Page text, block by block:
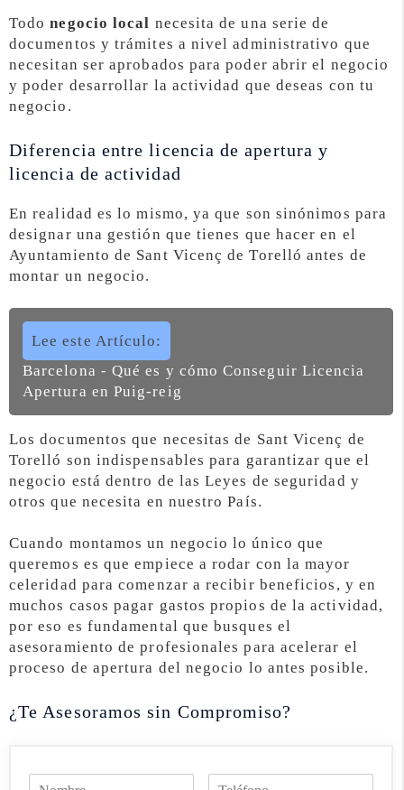
Todonegocio local necesita de una serie de
documentos y trámites a nivel administrativo que
necesitan ser aprobados para poder abrir el negocio
y poder desarrollar la actividad que deseas con tu
negocio.
Diferencia entre licencia de apertura y
licencia de actividad
En realidad es lo mismo, ya que son sinónimos para
designar una gestión que tienes que hacer en el
Ayuntamiento de Sant Vicenç de Torelló antes de
montar un negocio.
Lee este Artículo:
Barcelona - Qué es y cómo Conseguir Licencia
Apertura en Puig-reig
Los documentos que necesitas de Sant Vicenç de
Torelló son indispensables para garantizar que el
negocio está dentro de las Leyes de seguridad y
otros que necesita en nuestro País.
Cuando montamos un negocio lo único que
queremos es que empiece a rodar con la mayor
celeridad para comenzar a recibir beneficios, y en
muchos casos pagar gastos propios de la actividad,
por eso es fundamental que busques el
asesoramiento de profesionales para acelerar el
proceso de apertura del negocio lo antes posible.
¿Te Asesoramos sin Compromiso?